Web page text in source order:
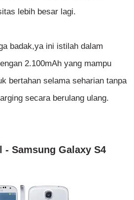
lebih besar lagi.
badak,ya ini istilah dalam
2.100mAh yang mampu
bertahan selama seharian tanpa
secara berulang ulang.
- Samsung Galaxy S4